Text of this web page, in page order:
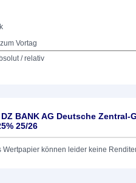
Vortag
/ relativ
BANK AG Deutsche
25/26
Wertpapier können leider keine